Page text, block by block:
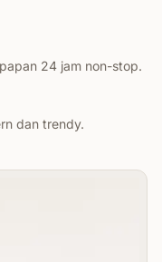
24 jam non-stop.
dan trendy.